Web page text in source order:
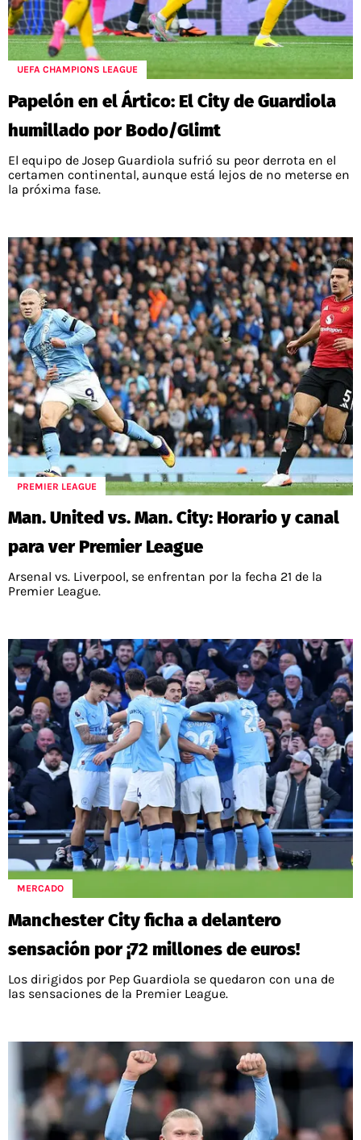
UEFA CHAMPIONS LEAGUE
Papelón en el Ártico: El City de Guardiola
humillado por Bodo/Glimt
El equipo de Josep Guardiola sufrió su peor derrota en el
certamen continental, aunque está lejos de no meterse en
la próxima fase.
PREMIER LEAGUE
Man. United vs. Man. City: Horario y canal
para ver Premier League
Arsenal vs. Liverpool, se enfrentan por la fecha 21 de la
Premier League.
MERCADO
Manchester City ficha a delantero
sensación por ¡72 millones de euros!
Los dirigidos por Pep Guardiola se quedaron con una de
las sensaciones de la Premier League.